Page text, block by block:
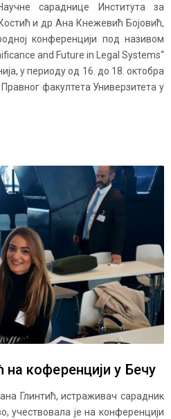
сараднице Института за
и др Ана Кнежевић Бојовић,
конференцији под називом
and Future in Legal Systems“
у периоду од 16. до 18. октобра
факултета Универзитета у
коференцији у Бечу
Глинтић, истраживач сарадник
учествовала је на конференцији